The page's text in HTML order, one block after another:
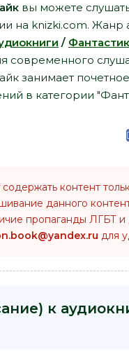
вы можете
на knizki.com.
/
современного
занимает
в категории
контент
данного
пропаганды ЛГБТ
для
к